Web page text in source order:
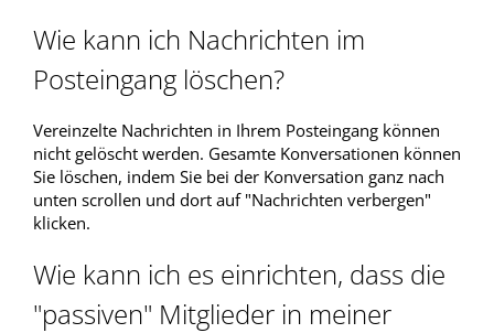
Wie kann ich Nachrichten im
Posteingang löschen?
Vereinzelte Nachrichten in Ihrem Posteingang können
nicht gelöscht werden. Gesamte Konversationen können
Sie löschen, indem Sie bei der Konversation ganz nach
unten scrollen und dort auf "Nachrichten verbergen"
klicken.
Wie kann ich es einrichten, dass die
"passiven" Mitglieder in meiner